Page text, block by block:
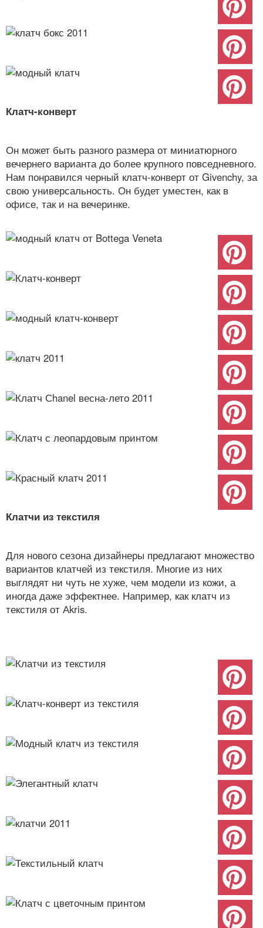
Клатч-конверт
Он может быть разного размера от миниатюрного
вечернего варианта до более крупного повседневного.
Нам понравился черный клатч-конверт от Givenchy, за
свою универсальность. Он будет уместен, как в
офисе, так и на вечеринке.
Клатчи из текстиля
Для нового сезона дизайнеры предлагают множество
вариантов клатчей из текстиля. Многие из них
выглядят ни чуть не хуже, чем модели из кожи, а
иногда даже эффектнее. Например, как клатч из
текстиля от Аkris.